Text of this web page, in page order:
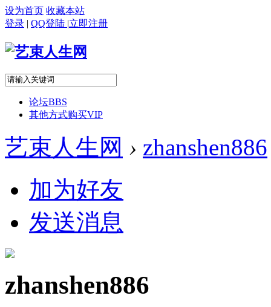
设为首页 收藏本站
登录 | QQ登陆 |立即注册
论坛BBS
其他方式购买VIP
艺束人生网 › zhanshen886
加为好友
发送消息
zhanshen886